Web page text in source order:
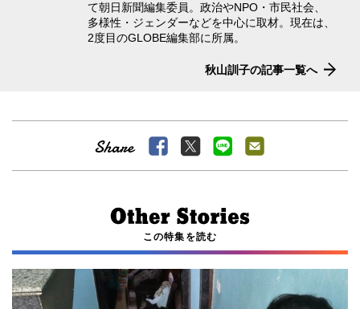
て朝日新聞編集委員。政治やNPO・市民社会、
多様性・ジェンダーなどを中心に取材。現在は、
2度目のGLOBE編集部に所属。
秋山訓子の記事一覧へ
この特集を読む